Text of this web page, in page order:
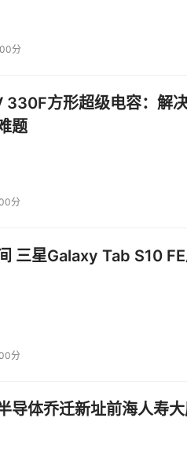
分
330F方形超级电容：解
题
分
三星Galaxy Tab S10
分
导体乔迁新址前海人寿